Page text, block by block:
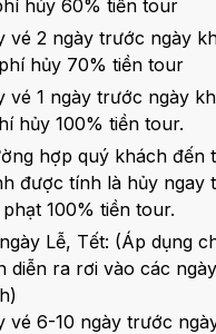
hủy 60% tiền tour
vé 2 ngày trước
hủy 70% tiền tour
vé 1 ngày trước
hủy 100% tiền tour.
hợp quý khách đến
được tính là hủy ngay
100% tiền tour.
Lễ, Tết: (Áp dụng
diễn ra rơi vào các
vé 6-10 ngày trước